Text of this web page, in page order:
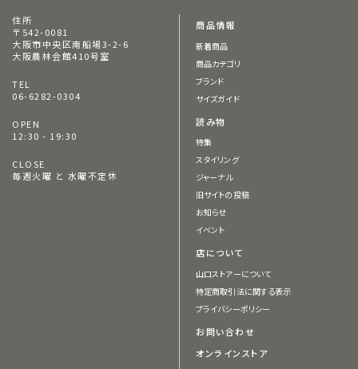
住所
〒542-0081
大阪市中央区南船場3-2-6
大阪農林会館410号室
TEL
06-6282-0304
OPEN
12:30 - 19:30
CLOSE
毎週火曜 と 水曜不定休
商品情報
新着商品
商品カテゴリ
ブランド
サイズガイド
読み物
特集
スタイリング
ジャーナル
旧サイトの投稿
お知らせ
イベント
店について
山口ストアーについて
特定商取引法に関する表示
プライバシーポリシー
お問い合わせ
オンラインストア